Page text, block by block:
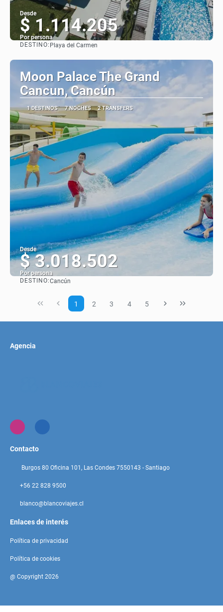
Desde
$ 1.114.205
Por persona
DESTINO: Playa del Carmen
Moon Palace The Grand
Cancun, Cancún
1 DESTINOS 7 NOCHES 2 TRANSFERS
Desde
$ 3.018.502
Por persona
DESTINO:Cancún
1 2 3 4 5
Agencia
Contacto
Burgos 80 Oficina 101, Las Condes 7550143 - Santiago
+56 22 828 9500
blanco@blancoviajes.cl
Enlaces de interés
Política de privacidad
Política de cookies
@ Copyright 2026